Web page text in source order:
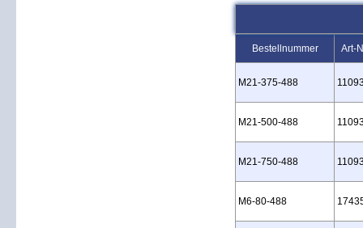
Bestellnummer Art-
M21‑375‑488
M21‑500‑488
M21‑750‑488
M6‑80‑488